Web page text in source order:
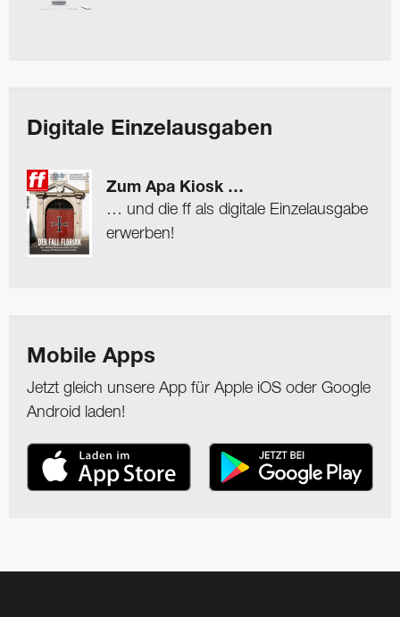
Digitale Einzelausgaben
Zum Apa Kiosk …
… und die ff als digitale Einzelausgabe
erwerben!
Mobile Apps
Jetzt gleich unsere App für Apple iOS oder Google
Android laden!